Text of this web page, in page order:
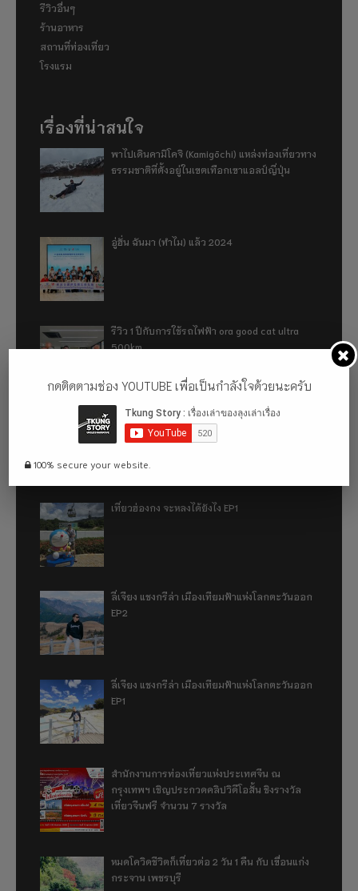
รีวิวอื่นๆ
ร้านอาหาร
สถานที่ท่องเที่ยว
โรงแรม
เรื่องที่น่าสนใจ
พาไปเดินคามิโคจิ (Kamigōchi) แหล่งท่องเที่ยวทาง
ธรรมชาติที่ตั้งอยู่ในเขตเทือกเขาแอลป์ญี่ปุ่น
อู่ฮั่น ฉันมา (ทำไม) แล้ว 2024
รีวิว 1 ปีกับการใช้รถไฟฟ้า ora good cat ultra
500km
เที่ยวฮ่องกง จะหลงได้ยังไง EP2
เที่ยวฮ่องกง จะหลงได้ยังไง EP1
ลี่เจียง แชงกรีล่า เมืองเทียมฟ้าแห่งโลกตะวันออก
EP2
ลี่เจียง แชงกรีล่า เมืองเทียมฟ้าแห่งโลกตะวันออก
EP1
สำนักงานการท่องเที่ยวแห่งประเทศจีน ณ
กรุงเทพฯ เชิญประกวดคลิปวิดีโอสั้น ชิงรางวัล
เที่ยวจีนฟรี จำนวน 7 รางวัล
หมดโควิดชีวิตก็เที่ยวต่อ 2 วัน 1 คืน กับ เขื่อนแก่ง
กระจาน เพชรบุรี
กดติดตามช่อง YOUTUBE เพื่อเป็นกำลังใจด้วยนะครับ
100% secure your website.